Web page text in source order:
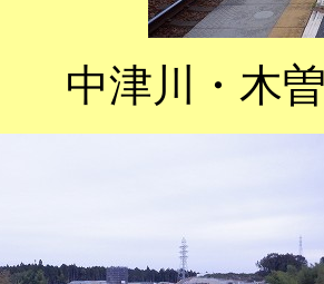
中津川・木